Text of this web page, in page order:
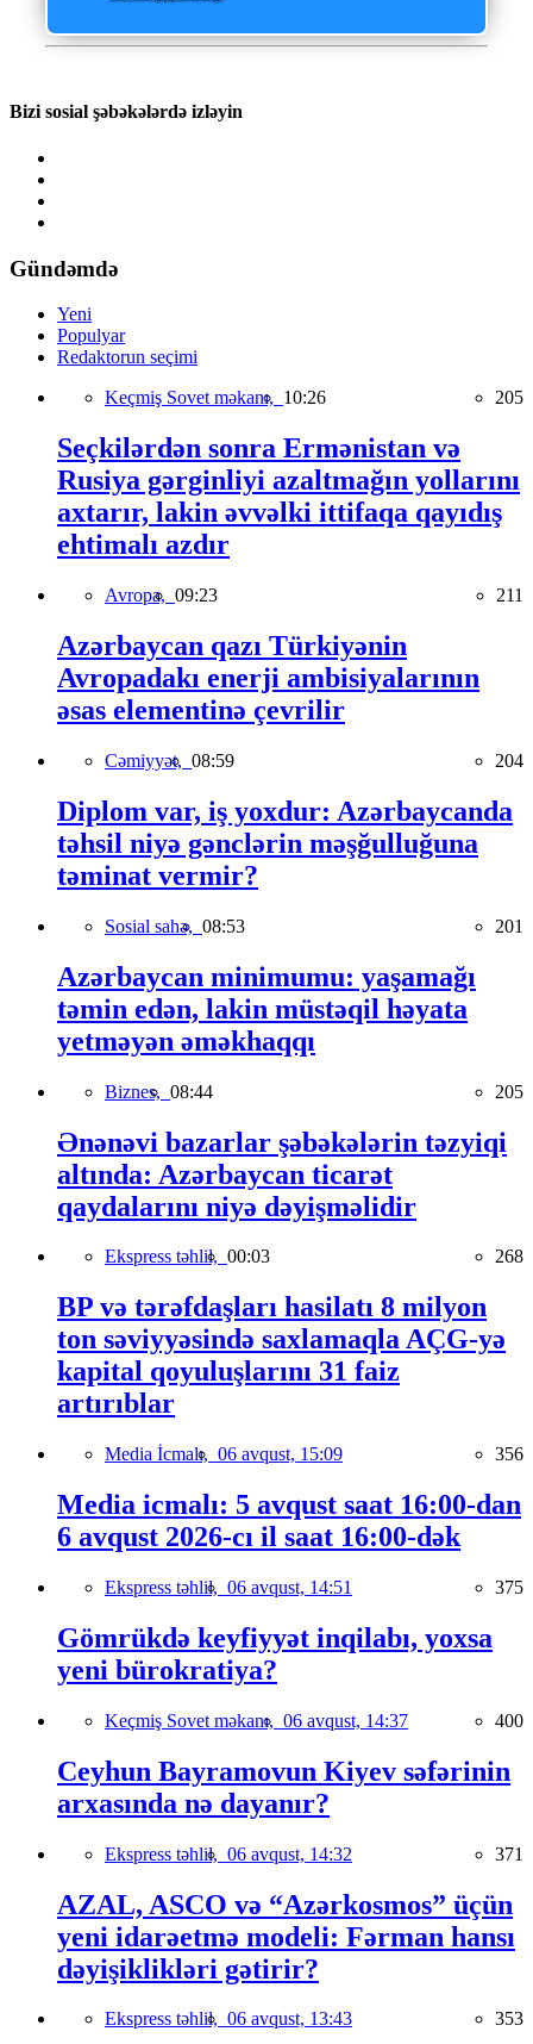
Bizi sosial şəbəkələrdə izləyin
Gündəmdə
Yeni
Populyar
Redaktorun seçimi
Keçmiş Sovet məkanı, 10:26 205
Seçkilərdən sonra Ermənistan və
Rusiya gərginliyi azaltmağın yollarını
axtarır, lakin əvvəlki ittifaqa qayıdış
ehtimalı azdır
Avropa, 09:23 211
Azərbaycan qazı Türkiyənin
Avropadakı enerji ambisiyalarının
əsas elementinə çevrilir
Cəmiyyət, 08:59 204
Diplom var, iş yoxdur: Azərbaycanda
təhsil niyə gənclərin məşğulluğuna
təminat vermir?
Sosial sahə, 08:53 201
Azərbaycan minimumu: yaşamağı
təmin edən, lakin müstəqil həyata
yetməyən əməkhaqqı
Biznes, 08:44 205
Ənənəvi bazarlar şəbəkələrin təzyiqi
altında: Azərbaycan ticarət
qaydalarını niyə dəyişməlidir
Ekspress təhlil, 00:03 268
BP və tərəfdaşları hasilatı 8 milyon
ton səviyyəsində saxlamaqla AÇG-yə
kapital qoyuluşlarını 31 faiz
artırıblar
Media İcmalı, 06 avqust, 15:09 356
Media icmalı: 5 avqust saat 16:00-dan
6 avqust 2026-cı il saat 16:00-dək
Ekspress təhlil, 06 avqust, 14:51 375
Gömrükdə keyfiyyət inqilabı, yoxsa
yeni bürokratiya?
Keçmiş Sovet məkanı, 06 avqust, 14:37 400
Ceyhun Bayramovun Kiyev səfərinin
arxasında nə dayanır?
Ekspress təhlil, 06 avqust, 14:32 371
AZAL, ASCO və “Azərkosmos” üçün
yeni idarəetmə modeli: Fərman hansı
dəyişiklikləri gətirir?
Ekspress təhlil, 06 avqust, 13:43 353